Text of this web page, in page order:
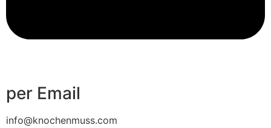
per Email
info@knochenmuss.com